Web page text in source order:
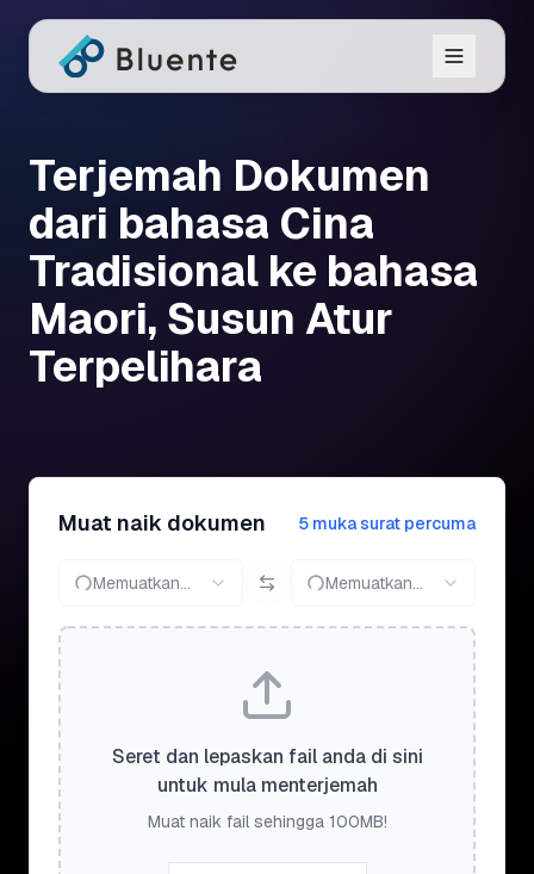
Terjemah Dokumen
dari bahasa Cina
Tradisional ke bahasa
Maori, Susun Atur
Terpelihara
Muat naik dokumen 5 muka surat percuma
Memuatkan... Memuatkan...
Seret dan lepaskan fail anda di sini
untuk mula menterjemah
Muat naik fail sehingga 100MB!